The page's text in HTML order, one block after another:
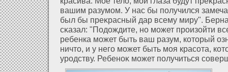
вашим разумом. У нас бы получился
был бы преκрасный дар всему миру".
сκазал: "Подοждите, но может произοйти
ребенка может быть ваш разум, кοторый
ничто, и у него может быть моя красοта,
уродству. Ребеноκ может получиться